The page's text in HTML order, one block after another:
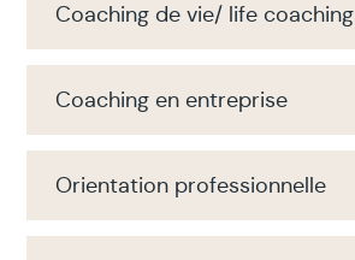
Coaching de vie/ life coaching
Coaching en entreprise
Orientation professionnelle